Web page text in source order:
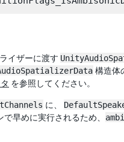
イザーに渡す
構造体
を参照してください。
に、
早めに実行されるため、